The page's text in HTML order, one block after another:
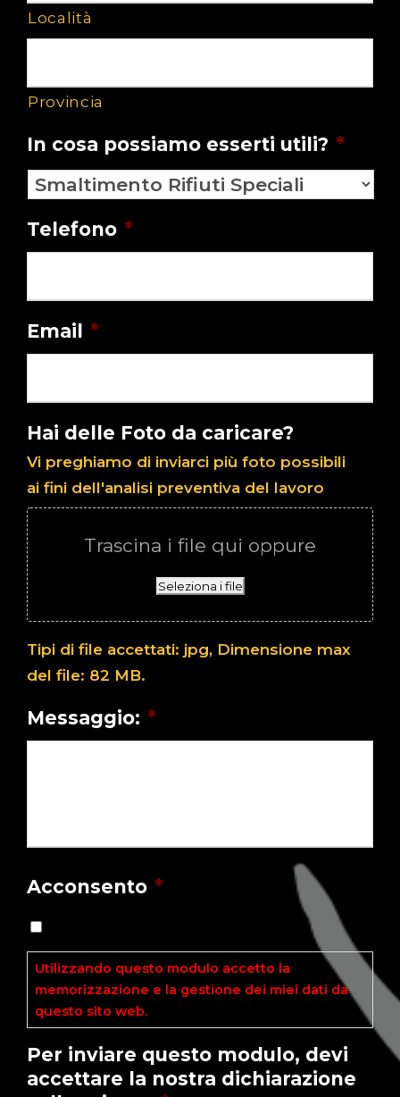
Località
Provincia
In cosa possiamo esserti utili? *
Telefono *
Email *
Hai delle Foto da caricare?
Vi preghiamo di inviarci più foto possibili
ai fini dell'analisi preventiva del lavoro
Trascina i file qui oppure
Seleziona i file
Tipi di file accettati: jpg, Dimensione max
del file: 82 MB.
Messaggio: *
Acconsento *
Utilizzando questo modulo accetto la
memorizzazione e la gestione dei miei dati da
questo sito web.
Per inviare questo modulo, devi
accettare la nostra dichiarazione